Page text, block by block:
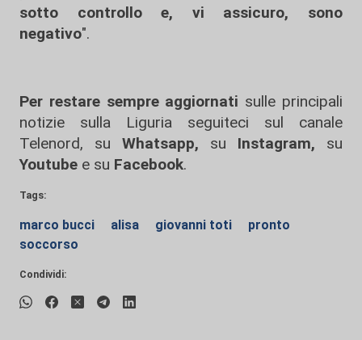
sotto controllo e, vi assicuro, sono
negativo".
Per restare sempre aggiornati sulle principali
notizie sulla Liguria seguiteci sul canale
Telenord, su
Whatsapp, su Instagram, su
Youtube e su Facebook.
Tags:
marco bucci alisa giovanni toti
pronto
soccorso
Condividi: